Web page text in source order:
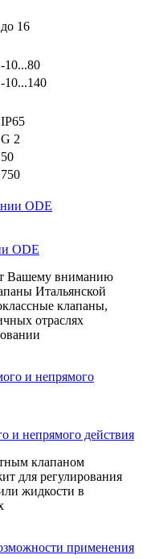
до 16
-10...80
-10...140
IP65
G 2
50
750
ODE
Вашему вниманию
Итальянской
клапаны,
отраслях
и непрямого действия
клапаном
для регулирования
жидкости в